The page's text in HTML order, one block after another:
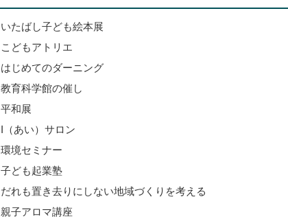
いたばし子ども絵本展
こどもアトリエ
はじめてのダーニング
教育科学館の催し
平和展
I（あい）サロン
環境セミナー
子ども起業塾
だれも置き去りにしない地域づくりを考える
親子アロマ講座